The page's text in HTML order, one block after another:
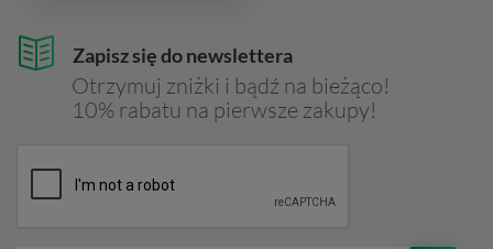
Zapisz się do newslettera
Otrzymuj zniżki i bądź na bieżąco!
10% rabatu na pierwsze zakupy!